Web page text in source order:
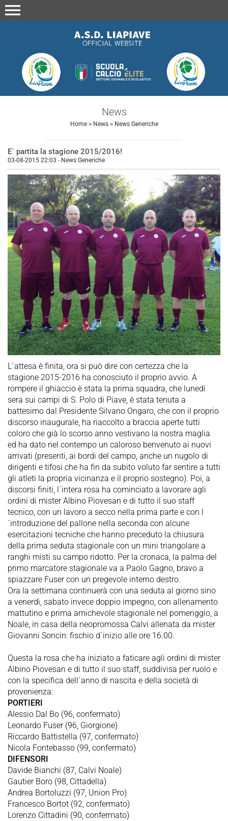
menu
News
Home> News> News Generiche
E´ partita la stagione 2015/2016!
03-08-2015 22:03 - News Generiche
L´attesa è finita, ora si può dire con certezza che la
stagione 2015-2016 ha conosciuto il proprio avvio. A
rompere il ghiaccio è stata la prima squadra, che lunedì
sera sui campi di S. Polo di Piave, è stata tenuta a
battesimo dal Presidente Silvano Ongaro, che con il proprio
discorso inaugurale, ha riaccolto a braccia aperte tutti
coloro che già lo scorso anno vestivano la nostra maglia
ed ha dato nel contempo un caloroso benvenuto ai nuovi
arrivati (presenti, ai bordi del campo, anche un nugolo di
dirigenti e tifosi che ha fin da subito voluto far sentire a tutti
gli atleti la propria vicinanza e il proprio sostegno). Poi, a
discorsi finiti, l´intera rosa ha cominciato a lavorare agli
ordini di mister Albino Piovesan e di tutto il suo staff
tecnico, con un lavoro a secco nella prima parte e con l
´introduzione del pallone nella seconda con alcune
esercitazioni tecniche che hanno preceduto la chiusura
della prima seduta stagionale con un mini triangolare a
ranghi misti su campo ridotto. Per la cronaca, la palma del
primo marcatore stagionale va a Paolo Gagno, bravo a
spiazzare Fuser con un pregevole interno destro.
Ora la settimana continuerà con una seduta al giorno sino
a venerdì, sabato invece doppio impegno, con allenamento
mattutino e prima amichevole stagionale nel pomeriggio, a
Noale, in casa della neopromossa Calvi allenata da mister
Giovanni Soncin: fischio d´inizio alle ore 16.00.
Questa la rosa che ha iniziato a faticare agli ordini di mister
Albino Piovesan e di tutto il suo staff, suddivisa per ruolo e
con la specifica dell´anno di nascita e della società di
provenienza:
PORTIERI
Alessio Dal Bo (96, confermato)
Leonardo Fuser (96, Giorgione)
Riccardo Battistella (97, confermato)
Nicola Fontebasso (99, confermato)
DIFENSORI
Davide Bianchi (87, Calvi Noale)
Gautier Boro (98, Cittadella)
Andrea Bortoluzzi (97, Union Pro)
Francesco Bortot (92, confermato)
Lorenzo Cittadini (90, confermato)